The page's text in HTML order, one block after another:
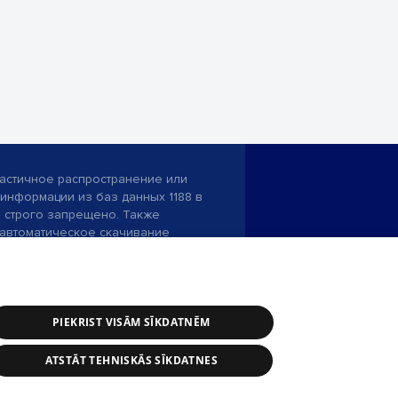
распространение или
из баз данных 1188 в
запрещено. Также
скачивание
портала: э-почта -info@1188.lv
Helio Media2004-2026
PIEKRIST VISĀM SĪKDATNĒM
ATSTĀT TEHNISKĀS SĪKDATNES